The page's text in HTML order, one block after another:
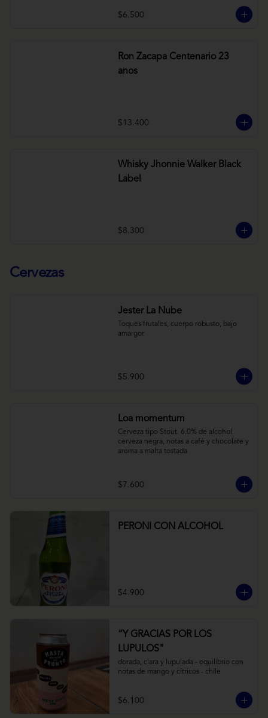
$6.500
Ron Zacapa Centenario 23
anos
$13.400
Whisky Jhonnie Walker Black
Label
$8.300
Cervezas
Jester La Nube
Toques frutales, cuerpo robusto, bajo
amargor
$5.900
Loa momentum
Cerveza tipo Stout. 6.0% de alcohol.
cerveza negra, notas a café y chocolate y
aroma a malta tostada
$7.600
PERONI CON ALCOHOL
$4.900
“Y GRACIAS POR LOS
LUPULOS"
dorada, clara y lupulada - equilibrio con
notas de mango y cítricos - chile
$6.100